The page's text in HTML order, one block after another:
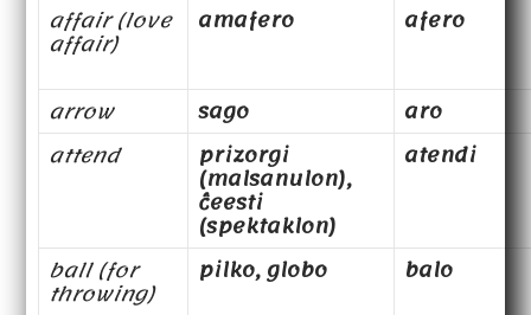
affair (love
affair)
amafero afero
arrow sago
aro
attend
prizorgi
(malsanulon),
ĉeesti
(spektaklon)
atendi
ball (for
throwing)
pilko, globo
balo